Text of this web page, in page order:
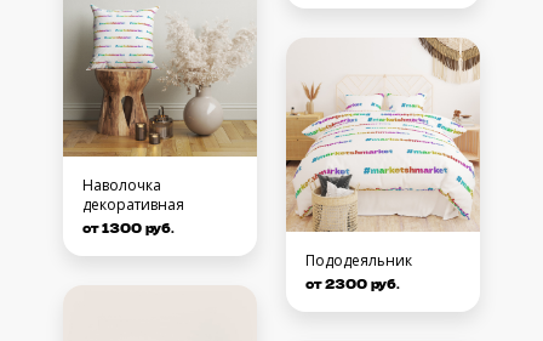
Наволочка
декоративная
от 1300 руб.
Пододеяльник
от 2300 руб.